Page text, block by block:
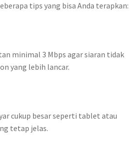
tips yang bisa Anda terapkan:
minimal 3 Mbps agar siaran tidak
yang lebih lancar.
cukup besar seperti tablet atau
tetap jelas.